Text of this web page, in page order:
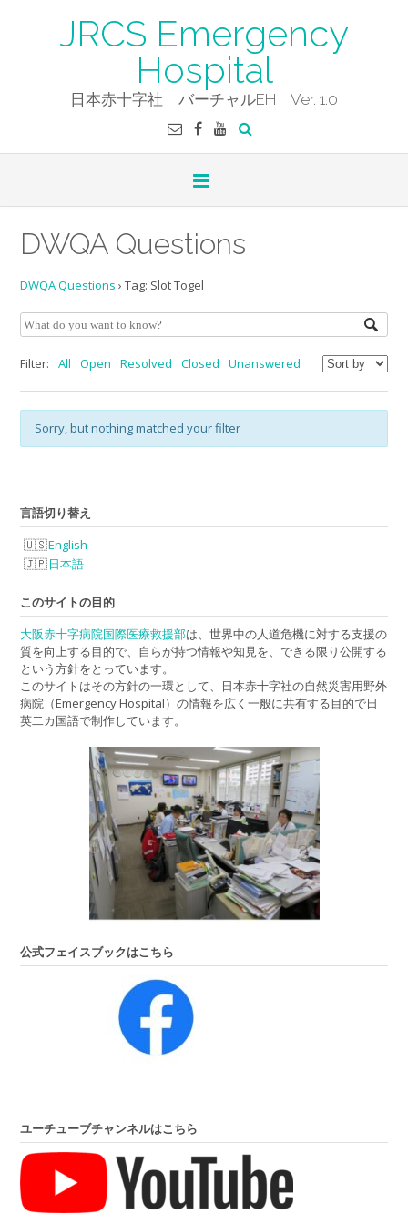
JRCS Emergency
Hospital
日本赤十字社 バーチャルEH Ver. 1.0
DWQA Questions
DWQA Questions › Tag: Slot Togel
Filter: All Open Resolved Closed Unanswered
Sorry, but nothing matched your filter
言語切り替え
English
日本語
このサイトの目的
大阪赤十字病院国際医療救援部は、世界中の人道危機に対する支援の
質を向上する目的で、自らが持つ情報や知見を、できる限り公開する
という方針をとっています。
このサイトはその方針の一環として、日本赤十字社の自然災害用野外
病院（Emergency Hospital）の情報を広く一般に共有する目的で日
英二カ国語で制作しています。
公式フェイスブックはこちら
ユーチューブチャンネルはこちら